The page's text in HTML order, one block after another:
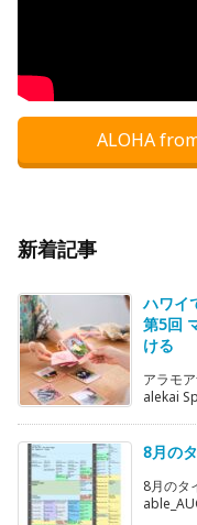
ALOHA
新着記事
ハワイ
第5回
ける
アラモ
alekai
8月の
8月のタ